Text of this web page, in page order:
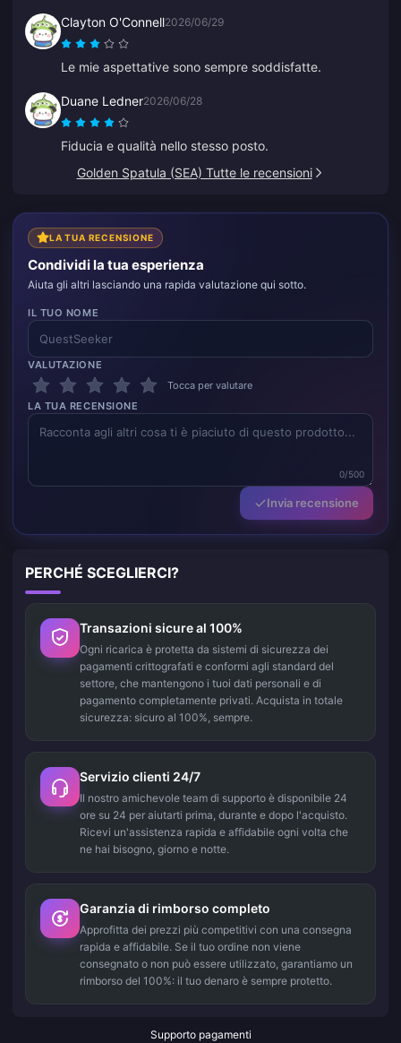
Clayton O'Connell2026/06/29
Le mie aspettative sono sempre soddisfatte.
Duane Ledner2026/06/28
Fiducia e qualità nello stesso posto.
Golden Spatula (SEA) Tutte le recensioni
LA TUA RECENSIONE
Condividi la tua esperienza
Aiuta gli altri lasciando una rapida valutazione qui sotto.
IL TUO NOME
VALUTAZIONE
Tocca per valutare
LA TUA RECENSIONE
0/500
Invia recensione
PERCHÉ SCEGLIERCI?
Transazioni sicure al 100%
Ogni ricarica è protetta da sistemi di sicurezza dei
pagamenti crittografati e conformi agli standard del
settore, che mantengono i tuoi dati personali e di
pagamento completamente privati. Acquista in totale
sicurezza: sicuro al 100%, sempre.
Servizio clienti 24/7
Il nostro amichevole team di supporto è disponibile 24
ore su 24 per aiutarti prima, durante e dopo l'acquisto.
Ricevi un'assistenza rapida e affidabile ogni volta che
ne hai bisogno, giorno e notte.
Garanzia di rimborso completo
Approfitta dei prezzi più competitivi con una consegna
rapida e affidabile. Se il tuo ordine non viene
consegnato o non può essere utilizzato, garantiamo un
rimborso del 100%: il tuo denaro è sempre protetto.
Supporto pagamenti